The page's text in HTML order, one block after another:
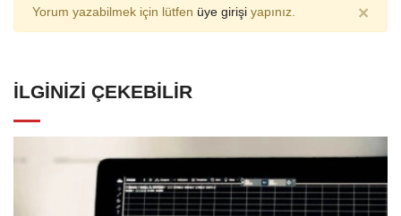
Yorum yazabilmek için lütfen üye girişi yapınız. ×
İLGINIZI ÇEKEBILIR